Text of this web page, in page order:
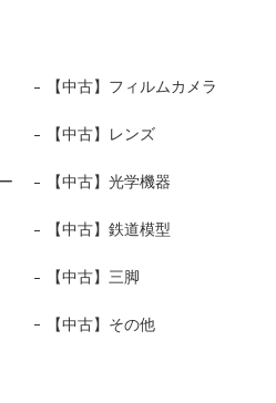
【中古】フィルムカメラ
【中古】レンズ
【中古】光学機器
【中古】鉄道模型
【中古】三脚
【中古】その他